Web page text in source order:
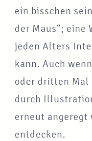
ein bisschen
der Maus“; eine
jeden Alters
kann. Auch
oder dritten Mal
durch
erneut angeregt
entdecken.